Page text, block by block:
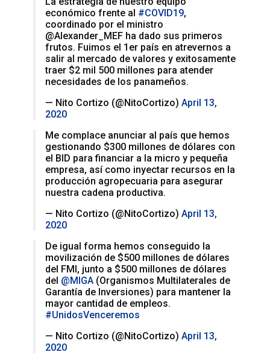
económico frente al #COVID19,
coordinado por el ministro
@Alexander_MEF ha dado sus primeros
frutos. Fuimos el 1er país en atrevernos a
salir al mercado de valores y exitosamente
traer $2 mil 500 millones para atender
necesidades de los panameños.
— Nito Cortizo (@NitoCortizo) April 13,
2020
Me complace anunciar al país que hemos
gestionando $300 millones de dólares con
el BID para financiar a la micro y pequeña
empresa, así como inyectar recursos en la
producción agropecuaria para asegurar
nuestra cadena productiva.
— Nito Cortizo (@NitoCortizo) April 13,
2020
De igual forma hemos conseguido la
movilización de $500 millones de dólares
del FMI, junto a $500 millones de dólares
del @MIGA (Organismos Multilaterales de
Garantía de Inversiones) para mantener la
mayor cantidad de empleos.
#UnidosVenceremos
— Nito Cortizo (@NitoCortizo) April 13,
2020